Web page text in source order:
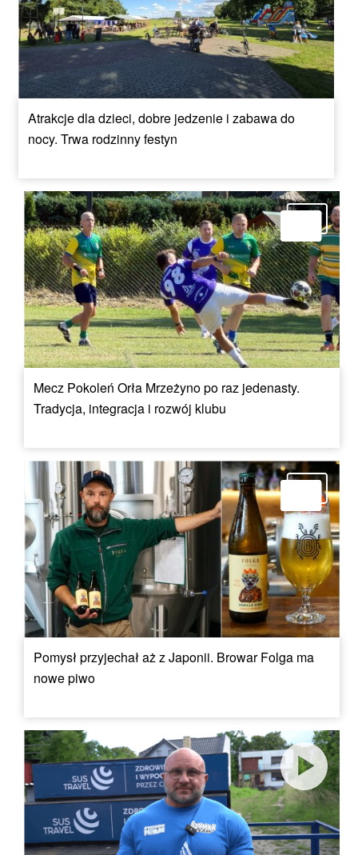
Atrakcje dla dzieci, dobre jedzenie i zabawa do
nocy. Trwa rodzinny festyn
Mecz Pokoleń Orła Mrzeżyno po raz jedenasty.
Tradycja, integracja i rozwój klubu
Pomysł przyjechał aż z Japonii. Browar Folga ma
nowe piwo